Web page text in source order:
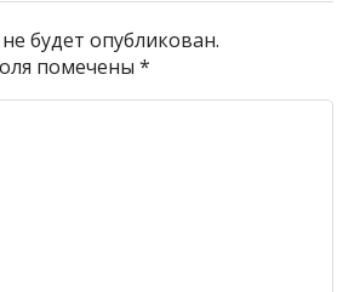
будет опубликован.
помечены*